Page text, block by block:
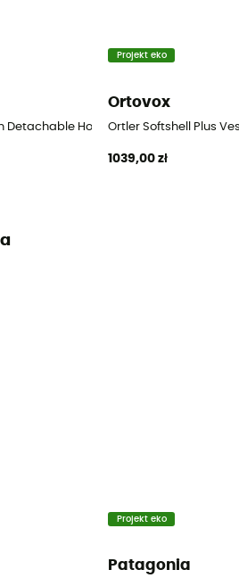
recyclé
Detachable Hood - Kurtka softshell
Projekt eko
Ortovox
Ortler Softshell Plus
1039,00 zł
Projekt eko
Patagonia